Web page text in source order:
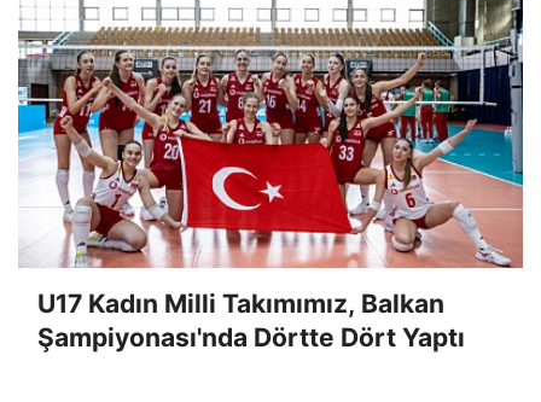
U17 Kadın Milli Takımımız, Balkan
Şampiyonası'nda Dörtte Dört Yaptı